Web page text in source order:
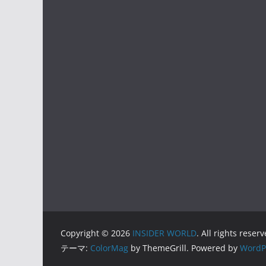
Copyright © 2026 INSIDER WORLD. All rights
テーマ: ColorMag by ThemeGrill. Powered by